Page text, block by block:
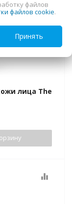
лица The
equalizer
файлов
файлов cookie.
Принять